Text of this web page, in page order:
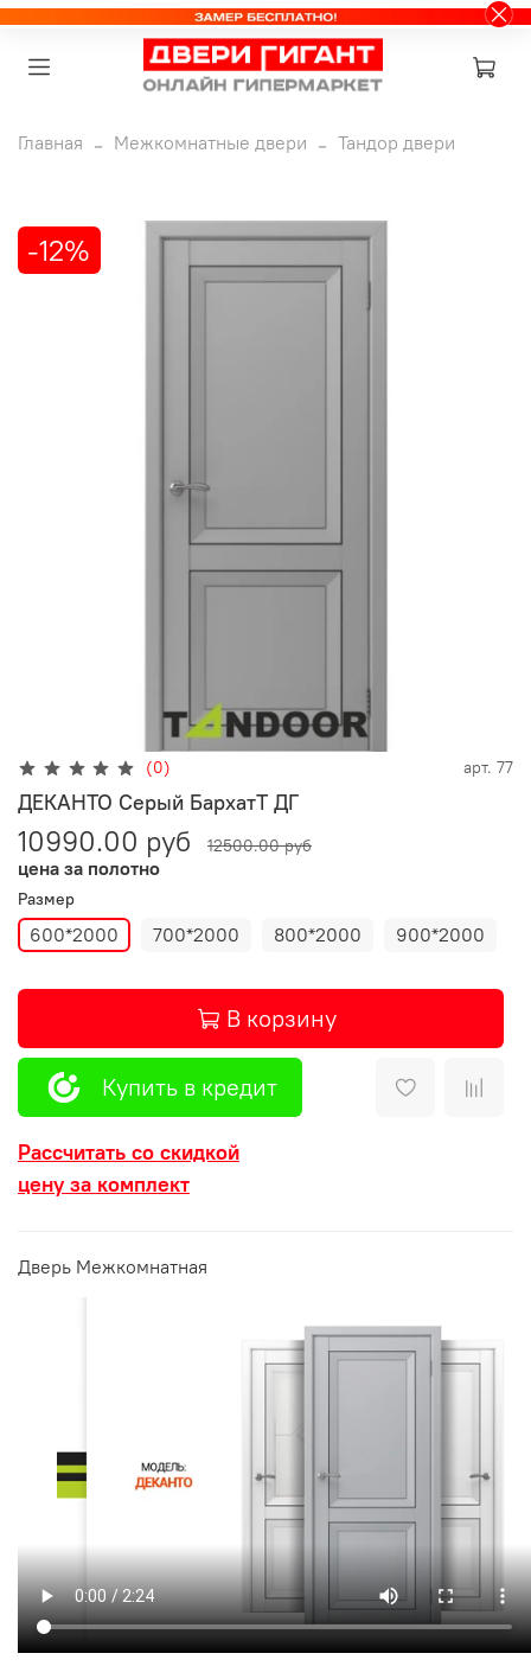
Главная Межкомнатные двери Тандор двери
-12%
(0) арт. 77
ДЕКАНТО Серый БархатТ ДГ
10990.00 руб 12500.00 руб
цена за полотно
Размер
600*2000 700*2000 800*2000 900*2000
В корзину
Купить в кредит
Рассчитать со скидкой
цену за комплект
Дверь Межкомнатная